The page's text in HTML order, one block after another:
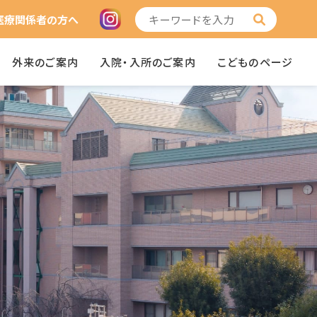
療関係者の方へ
外来のご案内 入院・入所のご案内 こどものページ